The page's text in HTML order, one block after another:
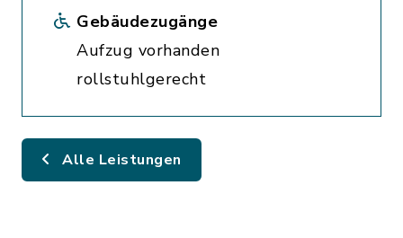
Gebäudezugänge
Aufzug vorhanden
rollstuhlgerecht
Alle Leistungen